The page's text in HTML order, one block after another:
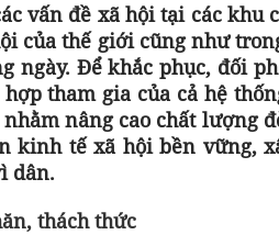
vấn đề xã hội tại các
của thế giới cũng như
ngày. Để khắc phục, đối
tham gia của cả hệ
nâng cao chất lượng
kinh tế xã hội bền vững,
dân.
thách thức